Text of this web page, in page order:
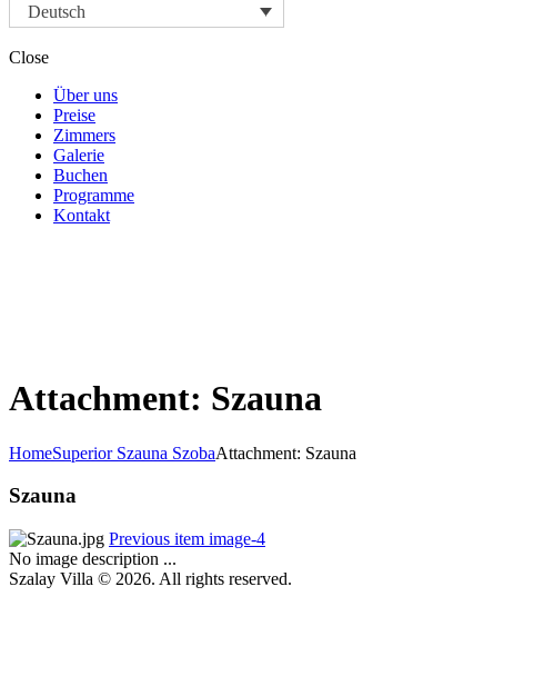
Deutsch
Close
Über uns
Preise
Zimmers
Galerie
Buchen
Programme
Kontakt
Attachment: Szauna
HomeSuperior Szauna SzobaAttachment: Szauna
Szauna
Previous item image-4
No image description ...
Szalay Villa © 2026. All rights reserved.